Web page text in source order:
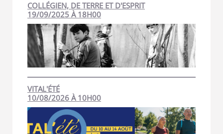
COLLÉGIEN, DE TERRE ET D'ESPRIT
19/09/2025 À 18H00
VITAL'ÉTÉ
10/08/2026 À 10H00